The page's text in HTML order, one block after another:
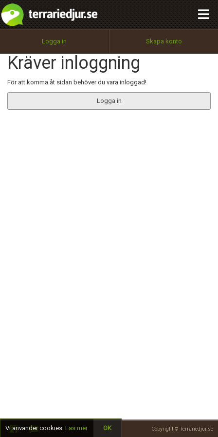
Logga in Skapa konto
Kräver inloggning
För att komma åt sidan behöver du vara inloggad!
Logga in
Copyright © Terrariedjur.se
Utför
100%
OK
integritetspolicy
Namn:
Epost:
Begär nytt lösenord
Tillbaka till förstasidan
Vi använder cookies. Läs mer OK